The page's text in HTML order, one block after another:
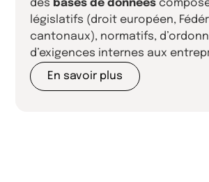
des bases de données
législatifs (droit européen,
cantonaux), normatifs,
d’exigences internes aux
En savoir plus